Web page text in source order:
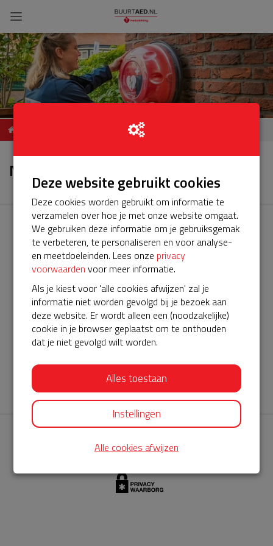
AED Noorderhof, Granpre
Nieuws
AED360-ProCardio
ServiceBuurtAED wordt aangeboden door de Hartstichting en
AED360-ProCardio. Net als bij BuurtAED is AED360-ProCardio
de leverancier van het servicepakket en ontzorgen zij jou de
komende jaren. AED360-ProCardio is gespecialiseerd in de
levering en het onderhoud van Philips AED’s.
Deze website gebruikt cookies
Deze cookies worden gebruikt om informatie te
verzamelen over hoe je met onze website omgaat.
We gebruiken deze informatie om je gebruiksgemak
te verbeteren, te personaliseren en voor analyse-
en meetdoeleinden. Lees onze privacy
voorwaarden voor meer informatie.
Als je kiest voor 'alle cookies afwijzen' zal je
informatie niet worden gevolgd bij je bezoek aan
deze website. Er wordt alleen een (noodzakelijke)
cookie in je browser geplaatst om te onthouden
dat je niet gevolgd wilt worden.
Alles toestaan
Instellingen
Alle cookies afwijzen